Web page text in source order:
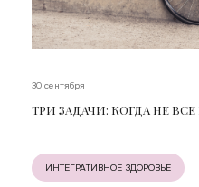
30 сентября
ТРИ ЗАДАЧИ: КОГДА НЕ
ИНТЕГРАТИВНОЕ ЗДОРОВЬЕ